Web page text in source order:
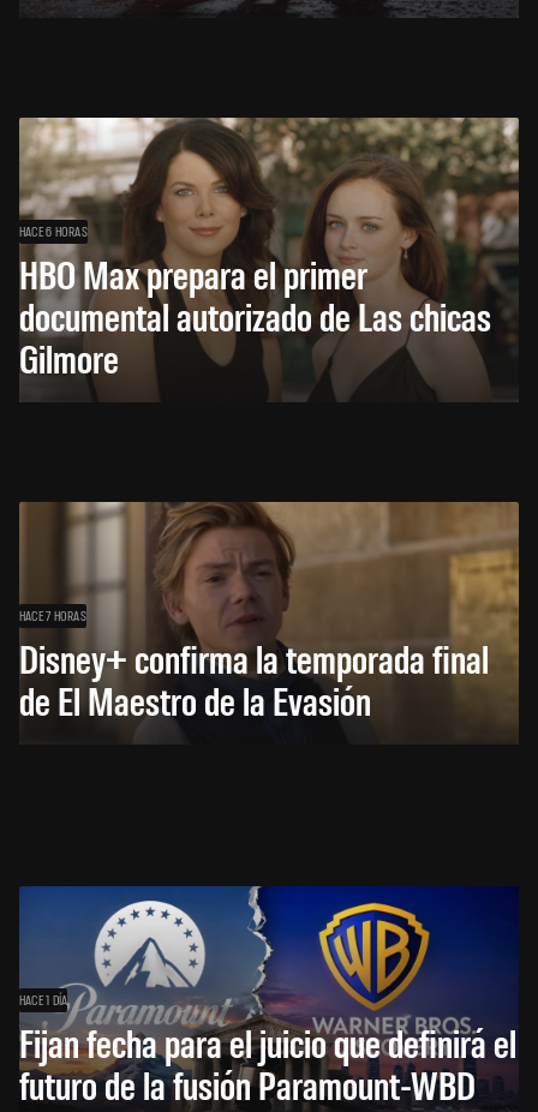
HACE 6 HORAS
HBO Max prepara el primer
documental autorizado de Las chicas
Gilmore
HACE 7 HORAS
Disney+ confirma la temporada final
de El Maestro de la Evasión
HACE 1 DÍA
Fijan fecha para el juicio que definirá el
futuro de la fusión Paramount-WBD